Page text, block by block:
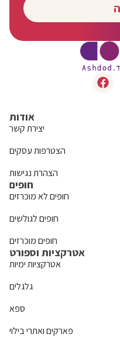
אודות
יצירת קשר
הצטרפות עסקים
הצהרת נגישות
חופים
חופים לא מוכרזים
חופים לגולשים
חופים מוכרזים
אטרקציות וספורט
אטרקציות ימיות
גלגלים
ספא
פארקים ואתרי בילוי